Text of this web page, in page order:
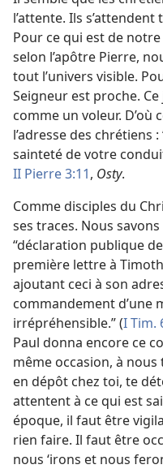
l’attente. Ils
Pour ce qui est de notre
selon l’apôtre Pierre,
tout l’univers visible.
Seigneur est proche.
comme un voleur. D’où
l’adresse des chrétiens
sainteté de votre
II Pierre 3:11, Osty.
Comme disciples du
ses traces. Nous
“déclaration publique
première lettre à
ajoutant ceci à son
commandement d’une
irrépréhensible.” (I Tim.
Paul donna encore ce
même occasion, à nous
en dépôt chez toi, te
attentent à ce qui est
époque, il faut être
rien faire. Il faut être
nous ‘irons et nous